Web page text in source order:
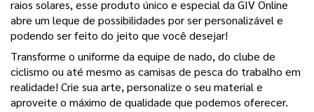
raios solares, esse produto único e especial da GIV Online
abre um leque de possibilidades por ser personalizável e
podendo ser feito do jeito que você desejar!
Transforme o uniforme da equipe de nado, do clube de
ciclismo ou até mesmo as camisas de pesca do trabalho em
realidade! Crie sua arte, personalize o seu material e
aproveite o máximo de qualidade que podemos oferecer.